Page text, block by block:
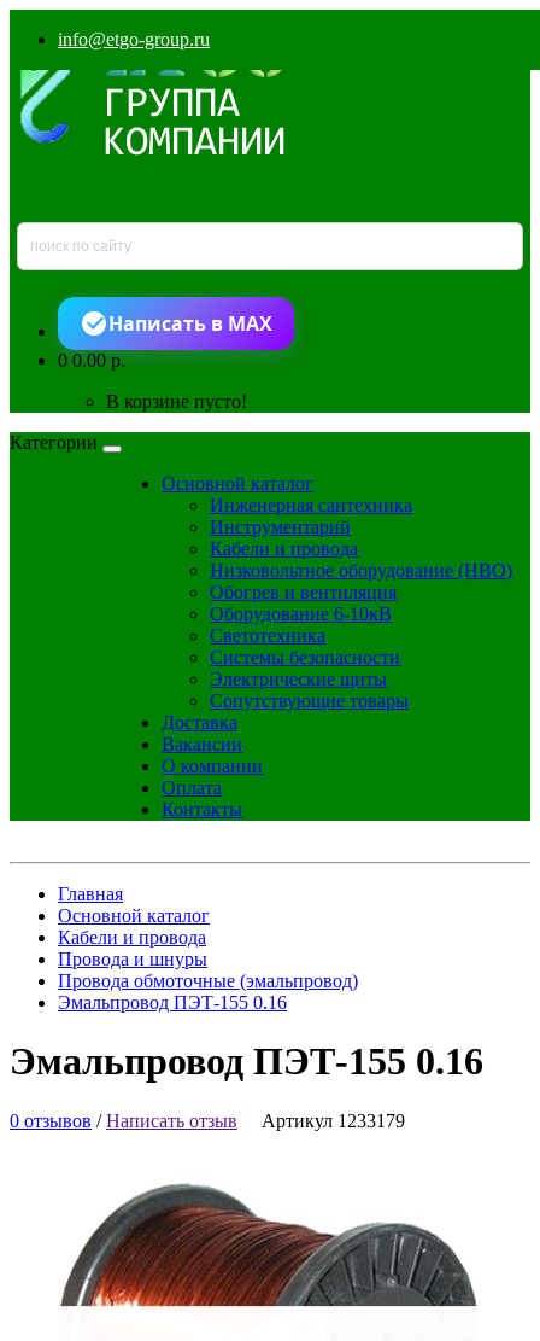
info@etgo-group.ru
Написать в MAX
00.00 р.
В корзине пусто!
Категории
Основной каталог
Инженерная сантехника
Инструментарий
Кабели и провода
Низковольтное оборудование (НВО)
Обогрев и вентиляция
Оборудование 6-10кВ
Светотехника
Системы безопасности
Электрические щиты
Сопутствующие товары
Доставка
Вакансии
О компании
Оплата
Контакты
Главная
Основной каталог
Кабели и провода
Провода и шнуры
Провода обмоточные (эмальпровод)
Эмальпровод ПЭТ-155 0.16
Эмальпровод ПЭТ-155 0.16
0 отзывов /Написать отзыв Артикул 1233179